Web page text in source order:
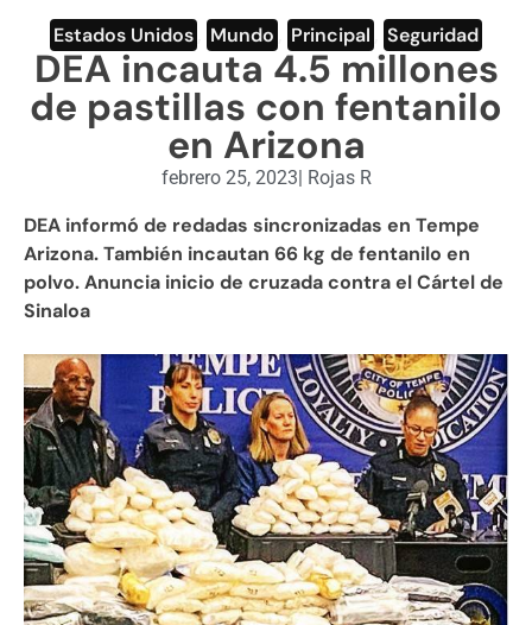
ENGLISH SECTION
VIDEOS
Estados Unidos Mundo Principal Seguridad
DEA incauta 4.5 millones
de pastillas con fentanilo
en Arizona
febrero 25, 2023| Rojas R
DEA informó de redadas sincronizadas en Tempe
Arizona. También incautan 66 kg de fentanilo en
polvo. Anuncia inicio de cruzada contra el Cártel de
Sinaloa